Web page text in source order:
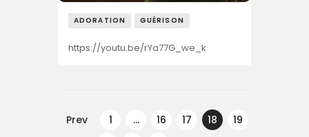
ADORATION GUÉRISON
https://youtu.be/rYa77G_we_k
de
Prev PAGE
1 … PAGE
16 PAGE
17 PAGE
18 PAGE
19